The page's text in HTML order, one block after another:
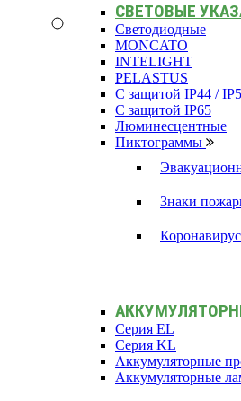
СВЕТОВЫЕ
Светодиодные
MONCATO
INTELIGHT
PELASTUS
С защитой IP44 /
С защитой IP65
Люминесцентные
Пиктограммы
Знаки
Серия EL
Серия KL
Аккумуляторные
Аккумуляторные